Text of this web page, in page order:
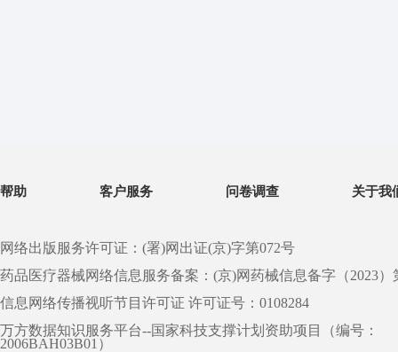
帮助 客户服务 问卷调查 关于我
网络出版服务许可证：(署)网出证(京)字第072号
药品医疗器械网络信息服务备案：(京)网药械信息备字（2023）
信息网络传播视听节目许可证 许可证号：0108284
万方数据知识服务平台--国家科技支撑计划资助项目（编号：
2006BAH03B01）